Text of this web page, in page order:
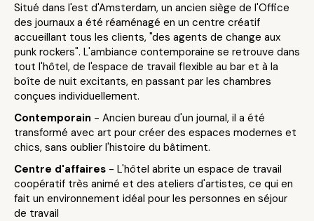
Situé dans l'est d'Amsterdam, un ancien siège de l'Office
des journaux a été réaménagé en un centre créatif
accueillant tous les clients, "des agents de change aux
punk rockers". L'ambiance contemporaine se retrouve dans
tout l'hôtel, de l'espace de travail flexible au bar et à la
boîte de nuit excitants, en passant par les chambres
conçues individuellement.
Contemporain - Ancien bureau d'un journal, il a été
transformé avec art pour créer des espaces modernes et
chics, sans oublier l'histoire du bâtiment.
Centre d'affaires - L'hôtel abrite un espace de travail
coopératif très animé et des ateliers d'artistes, ce qui en
fait un environnement idéal pour les personnes en séjour
de travail